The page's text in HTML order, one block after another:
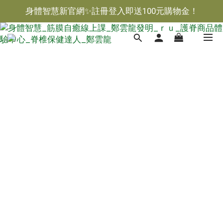
身體智慧新官網✨註冊登入即送100元購物金！